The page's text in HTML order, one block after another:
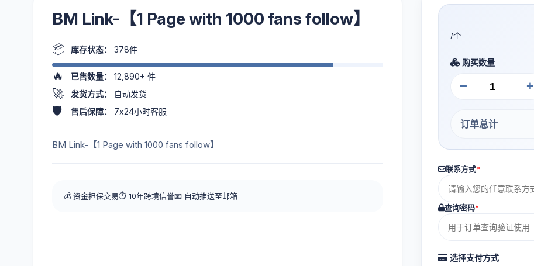
BM Link-【1 Page with 1000 fans follow】
📦 库存状态： 378件
🔥 已售数量： 12,890+ 件
🚀 发货方式： 自动发货
🛡️ 售后保障： 7x24小时客服
BM Link-【1 Page with 1000 fans follow】
💰 资金担保交易⏱️ 10年跨境信誉📧 自动推送至邮箱
/个
购买数量
− +
订单总计
联系方式*
查询密码*
选择支付方式